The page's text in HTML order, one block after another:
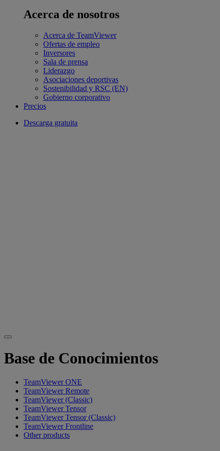
Acerca de nosotros
Acerca de TeamViewer
Ofertas de empleo
Inversores
Sala de prensa
Liderazgo
Asociaciones deportivas
Sostenibilidad y RSC (EN)
Gobierno corporativo
Precios
Descarga gratuita
Base de Conocimientos
TeamViewer ONE
TeamViewer Remote
TeamViewer (Classic)
TeamViewer Tensor
TeamViewer Tensor (Classic)
TeamViewer Frontline
Other products